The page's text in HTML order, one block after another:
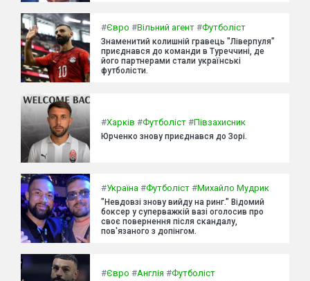
#Євро #Вільний агент #Футболіст
Знаменитий колишній гравець "Ліверпуля"
приєднався до команди в Туреччині, де
його партнерами стали українські
футболісти.
#Харків #Футболіст #Півзахисник
Юрченко знову приєднався до Зорі.
#Україна #Футболіст #Михайло Мудрик
"Невдовзі знову вийду на ринг." Відомий
боксер у суперважкій вазі оголосив про
своє повернення після скандалу,
пов'язаного з допінгом.
#Євро #Англія #Футболіст